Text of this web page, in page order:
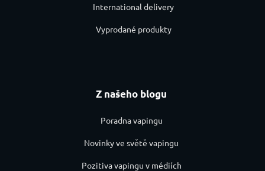
International delivery
Vyprodané produkty
Z našeho blogu
Poradna vapingu
Novinky ve světě vapingu
Pozitiva vapingu v médiích